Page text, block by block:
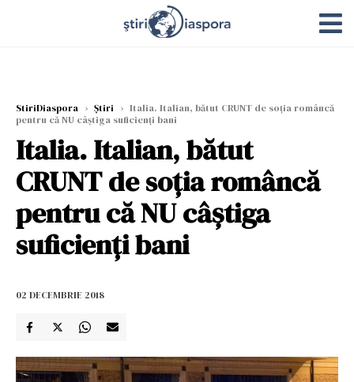
StiriDiaspora › Știri › Italia. Italian, bătut CRUNT de soția româncă
pentru că NU câștiga suficienți bani
Italia. Italian, bătut
CRUNT de soția româncă
pentru că NU câștiga
suficienți bani
02 DECEMBRIE 2018